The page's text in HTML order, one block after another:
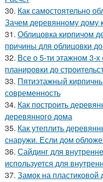
30. Как самостоятельно
Зачем деревянному дому
31. Облицовка кирпичом
причины для облицовки
32. Все о 5-ти этажном 3-
планировки до
33. Пятиэтажный
современность
34. Как построить
деревянного дома
35. Как утеплить
снаружи. Если дом
36. Сайдинг для
используется для
37. Замок на пластиковой